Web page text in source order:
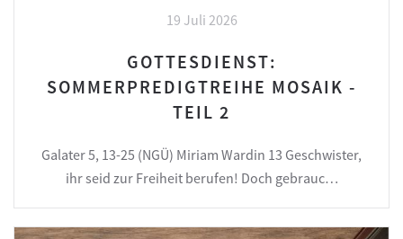
19 Juli 2026
GOTTESDIENST:
SOMMERPREDIGTREIHE MOSAIK -
TEIL 2
Galater 5, 13-25 (NGÜ) Miriam Wardin 13 Geschwister,
ihr seid zur Freiheit berufen! Doch gebrauc…